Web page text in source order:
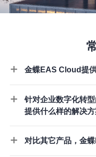
金蝶EAS Cloud提
针对企业数字化转
提供什么样的解决方
对比其它产品，金